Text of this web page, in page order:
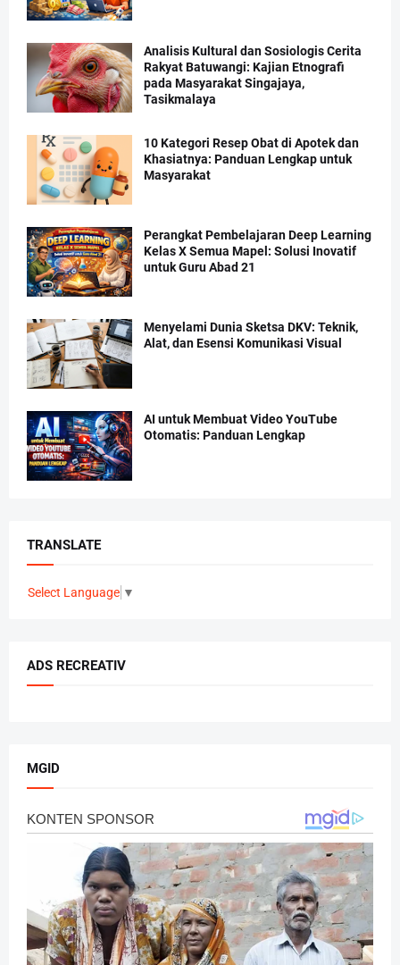
Analisis Kultural dan Sosiologis Cerita
Rakyat Batuwangi: Kajian Etnografi
pada Masyarakat Singajaya,
Tasikmalaya
10 Kategori Resep Obat di Apotek dan
Khasiatnya: Panduan Lengkap untuk
Masyarakat
Perangkat Pembelajaran Deep Learning
Kelas X Semua Mapel: Solusi Inovatif
untuk Guru Abad 21
Menyelami Dunia Sketsa DKV: Teknik,
Alat, dan Esensi Komunikasi Visual
AI untuk Membuat Video YouTube
Otomatis: Panduan Lengkap
TRANSLATE
Select Language ▼
ADS RECREATIV
MGID